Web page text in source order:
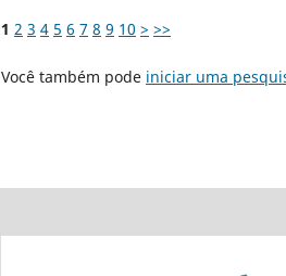
1 2 3 4 5 6 7 8 9 10 > >>
Você também pode iniciar uma